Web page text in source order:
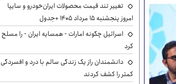
تغییر تند قیمت محصولات ایران‌خودرو و سایپا
امروز پنجشنبه ۱۵ مرداد ۱۴۰۵ +جدول
اسرائیل چگونه امارات - همسایه ایران - را مسلح
کرد
دانشمندان راز یک زندگی سالم با درد و افسردگی
کمتر را کشف کردند